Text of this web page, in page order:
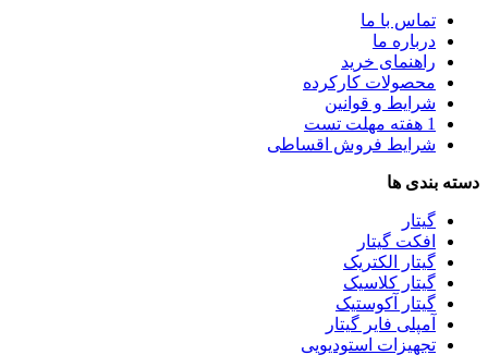
تماس با ما
درباره ما
راهنمای خرید
محصولات کارکرده
شرایط و قوانین
1 هفته مهلت تست
شرایط فروش اقساطی
دسته بندی ها
گیتار
افکت گیتار
گیتار الکتریک
گیتار کلاسیک
گیتار آکوستیک
آمپلی فایر گیتار
تجهیزات استودیویی